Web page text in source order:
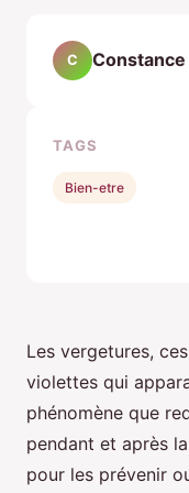
Les vergetures,
violettes qui
phénomène que
pendant et après
pour les prévenir
C Constance
TAGS
Bien-etre